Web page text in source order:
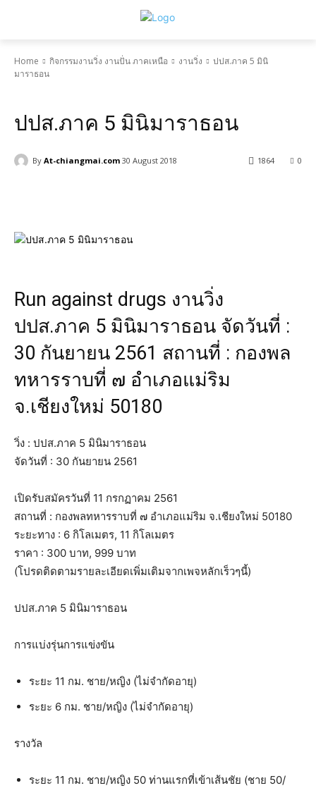
Home กิจกรรมงานวิ่ง งานปั่น ภาคเหนือ งานวิ่ง
ปปส.ภาค 5 มินิ
มาราธอน
ปปส.ภาค 5 มินิมาราธอน
By At-chiangmai.com 30 August 2018 0
1864
Run against drugs งานวิ่ง
ปปส.ภาค 5 มินิมาราธอน จัดวันที่ :
30 กันยายน 2561 สถานที่ : กองพล
ทหารราบที่ ๗ อำเภอแม่ริม
จ.เชียงใหม่ 50180
วิ่ง : ปปส.ภาค 5 มินิมาราธอน
จัดวันที่ : 30 กันยายน 2561
เปิดรับสมัครวันที่ 11 กรกฏาคม 2561
สถานที่ : กองพลทหารราบที่ ๗ อำเภอแม่ริม จ.เชียงใหม่ 50180
ระยะทาง : 6 กิโลเมตร, 11 กิโลเมตร
ราคา : 300 บาท, 999 บาท
(โปรดติดตามรายละเอียดเพิ่มเติมจากเพจหลักเร็วๆนี้)
ปปส.ภาค 5 มินิมาราธอน
การแบ่งรุ่นการแข่งขัน
ระยะ 11 กม. ชาย/หญิง (ไม่จำกัดอายุ)
ระยะ 6 กม. ชาย/หญิง (ไม่จำกัดอายุ)
รางวัล
ระยะ 11 กม. ชาย/หญิง 50 ท่านแรกที่เข้าเส้นชัย (ชาย 50/